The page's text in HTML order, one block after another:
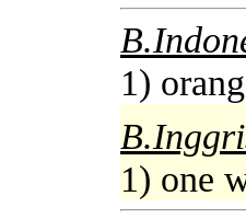
1)
1) one